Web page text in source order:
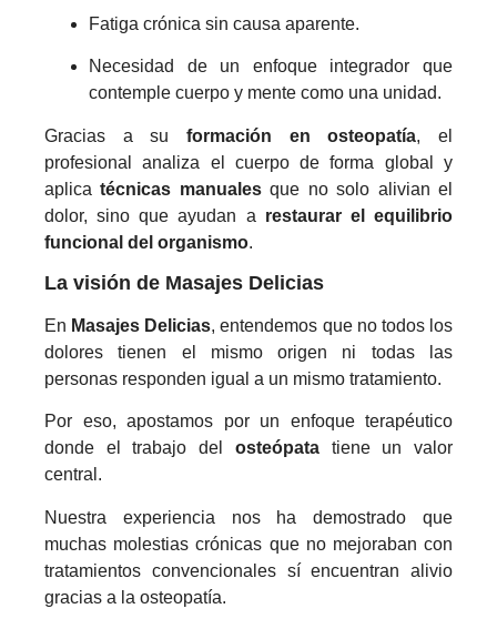
Fatiga crónica sin causa aparente.
Necesidad de un enfoque integrador que
contemple cuerpo y mente como una unidad.
Gracias a su formación en osteopatía, el
profesional analiza el cuerpo de forma global y
aplicatécnicas manualesque no solo alivian el
dolor, sino que ayudan a restaurar el equilibrio
funcional del organismo.
La visión de Masajes Delicias
En Masajes Delicias, entendemos que no todos los
dolores tienen el mismo origen ni todas las
personas responden igual a un mismo tratamiento.
Por eso, apostamos por un enfoque terapéutico
donde el trabajo del osteópatatiene un valor
central.
Nuestra experiencia nos ha demostrado que
muchas molestias crónicas que no mejoraban con
tratamientos convencionales sí encuentran alivio
gracias a la osteopatía.